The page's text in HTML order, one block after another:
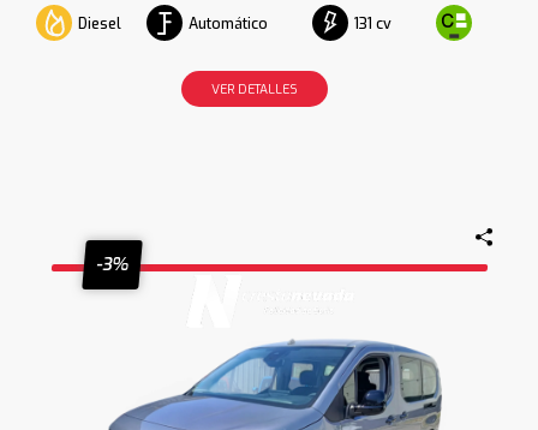
Diesel Automático 131 cv
VER DETALLES
-3%